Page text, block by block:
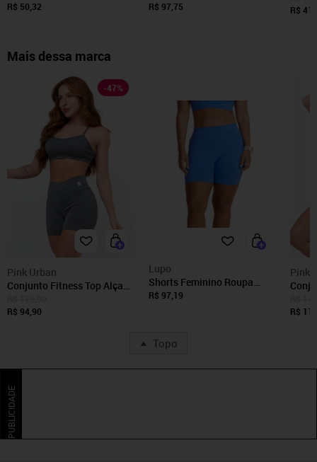
Rosa Claro
R$ 50,32
Olympikus
R$ 97,75
Alto
R$
Mais dessa marca
-47%
Pink Urban
Conjunto Fitness Top Alça
Feminino Liso Academia -
R$ 94,90
Lupo
Shorts Feminino Roupa
Academia Ginástica Fitness
R$ 97,19
Pink
Cós
R$
Topo
PUBLICIDADE